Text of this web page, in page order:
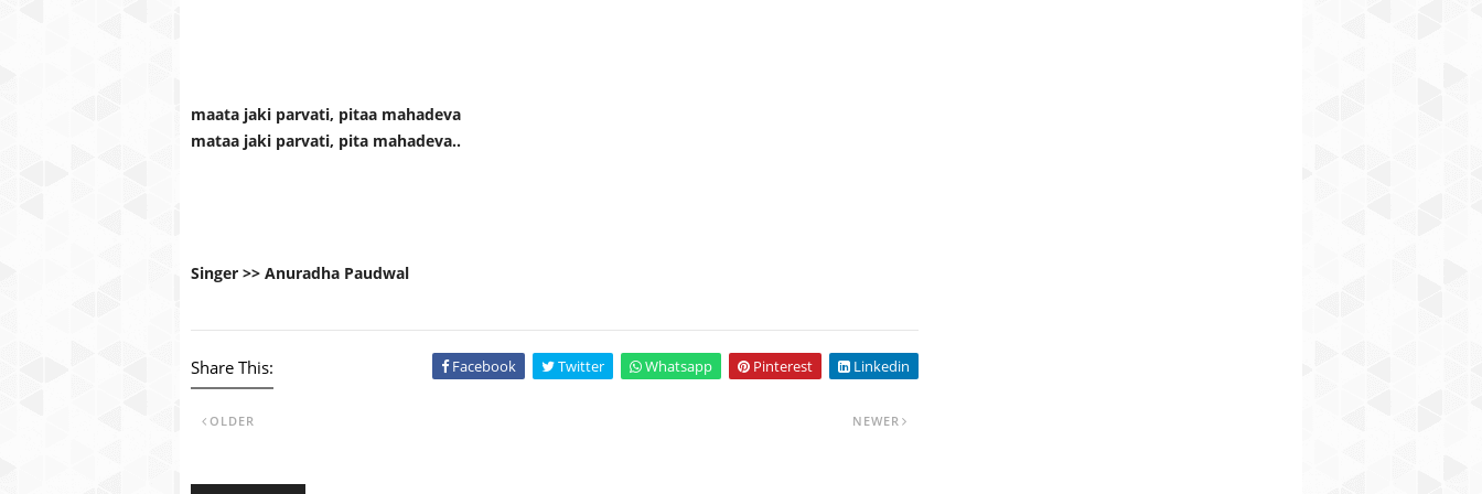
maata jaki parvati, pitaa mahadeva
mataa jaki parvati, pita mahadeva..
Singer >> Anuradha Paudwal
Share This: Facebook Twitter Whatsapp Pinterest Linkedin
NEWER
OLDER